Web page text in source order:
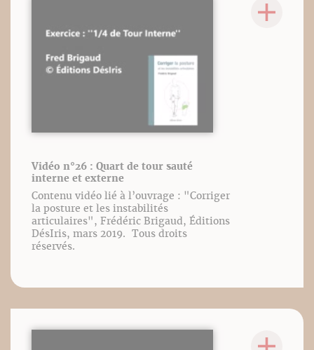
Vidéo n°26 : Quart de tour sauté
interne et externe
Contenu vidéo lié à l’ouvrage : "Corriger
la posture et les instabilités
articulaires", Frédéric Brigaud, Éditions
DésIris, mars 2019. Tous droits
réservés.